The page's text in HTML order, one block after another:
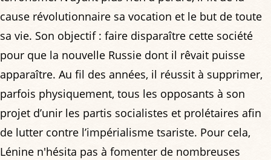
cause révolutionnaire sa vocation et le but de toute
sa vie. Son objectif : faire disparaître cette société
pour que la nouvelle Russie dont il rêvait puisse
apparaître. Au fil des années, il réussit à supprimer,
parfois physiquement, tous les opposants à son
projet d’unir les partis socialistes et prolétaires afin
de lutter contre l’impérialisme tsariste. Pour cela,
Lénine n'hésita pas à fomenter de nombreuses